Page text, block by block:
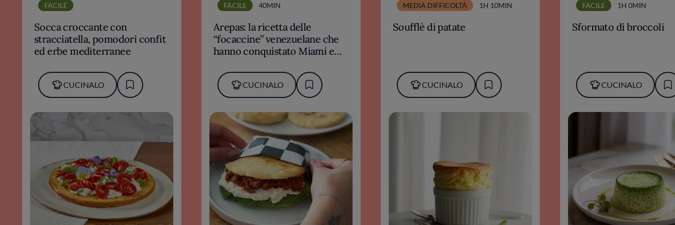
FACILE
Socca croccante con
stracciatella, pomodori confit
ed erbe mediterranee
CUCINALO
FACILE 40MIN
Arepas: la ricetta delle
“focaccine” venezuelane che
hanno conquistato Miami e
CUCINALO
MEDIA DIFFICOLTÀ 1H 10MIN
Soufflè di patate
CUCINALO
FACILE 1H 0MIN
Sformato di broccoli
CUCINALO